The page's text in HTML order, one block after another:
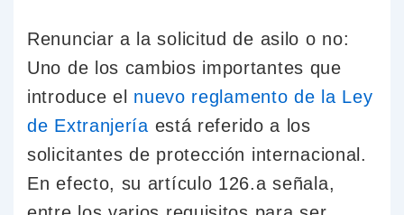
Renunciar a la solicitud de asilo o no:
Uno de los cambios importantes que
introduce el nuevo reglamento de la Ley
de Extranjería está referido a los
solicitantes de protección internacional.
En efecto, su artículo 126.a señala,